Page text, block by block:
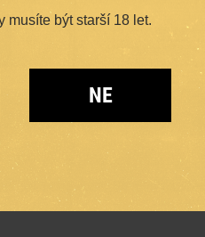
musíte být starší 18 let.
NE